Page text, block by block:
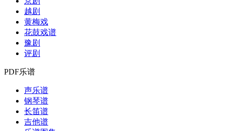
越剧
黄梅戏
花鼓戏谱
豫剧
评剧
PDF乐谱
声乐谱
钢琴谱
长笛谱
吉他谱